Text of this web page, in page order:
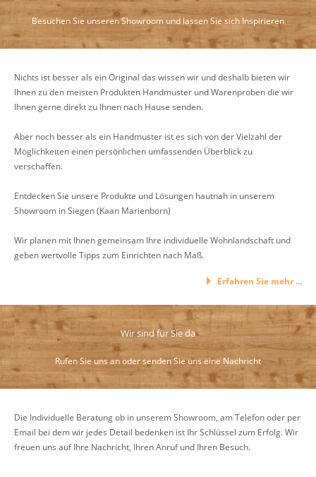
Besuchen Sie unseren Showroom und lassen Sie sich Inspirieren
Nichts ist besser als ein Original das wissen wir und deshalb bieten wir
Ihnen zu den meisten Produkten Handmuster und Warenproben die wir
Ihnen gerne direkt zu Ihnen nach Hause senden.
Aber noch besser als ein Handmuster ist es sich von der Vielzahl der
Möglichkeiten einen persönlichen umfassenden Überblick zu
verschaffen.
Entdecken Sie unsere Produkte und Lösungen hautnah in unserem
Showroom in Siegen (Kaan Marienborn)
Wir planen mit Ihnen gemeinsam Ihre individuelle Wohnlandschaft und
geben wertvolle Tipps zum Einrichten nach Maß.
Erfahren Sie mehr ...
Wir sind für Sie da
Rufen Sie uns an oder senden Sie uns eine Nachricht
Die Individuelle Beratung ob in unserem Showroom, am Telefon oder per
Email bei dem wir jedes Detail bedenken ist Ihr Schlüssel zum Erfolg. Wir
freuen uns auf Ihre Nachricht, Ihren Anruf und Ihren Besuch.